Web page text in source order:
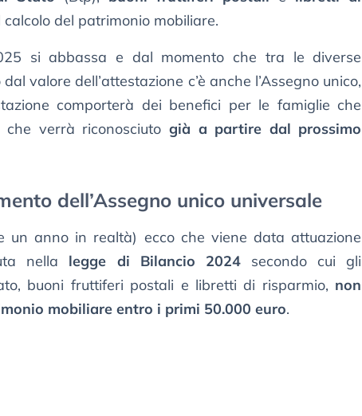
calcolo del patrimonio mobiliare.
si abbassa e dal momento che tra le diverse
valore dell’attestazione c’è anche l’Assegno unico,
comporterà dei benefici per le famiglie che
che verrà riconosciutogià a partire dal prossimo
dell’Assegno unico universale
un anno in realtà) ecco che viene data attuazione
nella legge di Bilancio 2024secondo cui gli
buoni fruttiferi postali e libretti di risparmio, non
mobiliare entro i primi 50.000 euro.